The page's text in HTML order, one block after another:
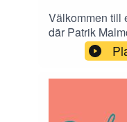
Välkommen till
där Patrik
de tolv
antologin
stigma och den
bild. I